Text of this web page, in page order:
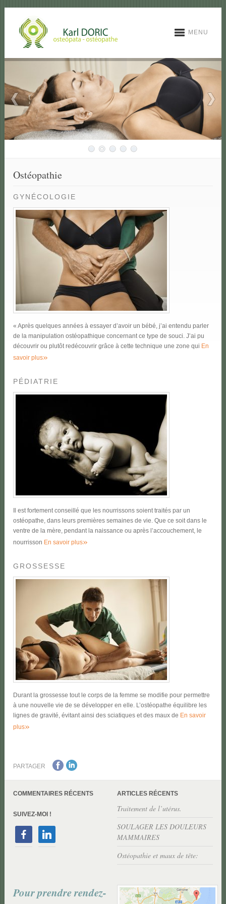
MENU
Ostéopathie
GYNÉCOLOGIE
« Après quelques années à essayer d’avoir un bébé, j’ai entendu parler
de la manipulation ostéopathique concernant ce type de souci. J’ai pu
découvrir ou plutôt redécouvrir grâce à cette technique une zone qui En
savoir plus»
PÉDIATRIE
Il est fortement conseillé que les nourrissons soient traités par un
ostéopathe, dans leurs premières semaines de vie. Que ce soit dans le
ventre de la mère, pendant la naissance ou après l’accouchement, le
nourrisson En savoir plus»
GROSSESSE
Durant la grossesse tout le corps de la femme se modifie pour permettre
à une nouvelle vie de se développer en elle. L’ostéopathe équilibre les
lignes de gravité, évitant ainsi des sciatiques et des maux de En savoir
plus»
PARTAGER
COMMENTAIRES RÉCENTS
SUIVEZ-MOI !
ARTICLES RÉCENTS
Traitement de l’utérus.
SOULAGER LES DOULEURS
MAMMAIRES
Ostéopathie et maux de tête:
Pour prendre rendez-